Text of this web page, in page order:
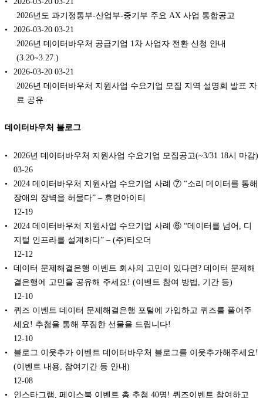
2026년도 과기정통부-산업부-중기부 주요 AX 사업 통합공고
2026-03-20 03-21
2026년 데이터바우처 공급기업 1차 사업자 전환 신청 안내
(3.20~3.27.)
2026-03-20 03-21
2026년 데이터바우처 지원사업 수요기업 모집 지역 설명회 발표 자
료 공유
데이터바우처 블로그
2026년 데이터바우처 지원사업 수요기업 모집공고(~3/31 18시 마감)
03-26
2024 데이터바우처 지원사업 수요기업 사례 ⑦ “소리 데이터를 통해
장애의 장벽을 허물다” – 휴먼아이티
12-19
2024 데이터바우처 지원사업 수요기업 사례 ⑥ “데이터를 넘어, 디
지털 인프라를 설계하다” – (주)티오더
12-12
데이터 문제해결은행 이벤트 회사의 고민이 있다면? 데이터 문제해
결은행에 고민을 공유해 주세요! (이벤트 참여 방법, 기간 등)
12-10
퀴즈 이벤트 데이터 문제해결은행 포털에 가입하고 퀴즈를 풀어주
세요! 추첨을 통해 푸짐한 선물을 드립니다!
12-10
블로그 이웃추가 이벤트 데이터바우처 블로그를 이웃추가해주세요!
(이벤트 내용, 참여기간 등 안내)
12-08
인스타그램, 페이스북 이벤트 총 추첨 40명! 퀴즈이벤트 참여하고